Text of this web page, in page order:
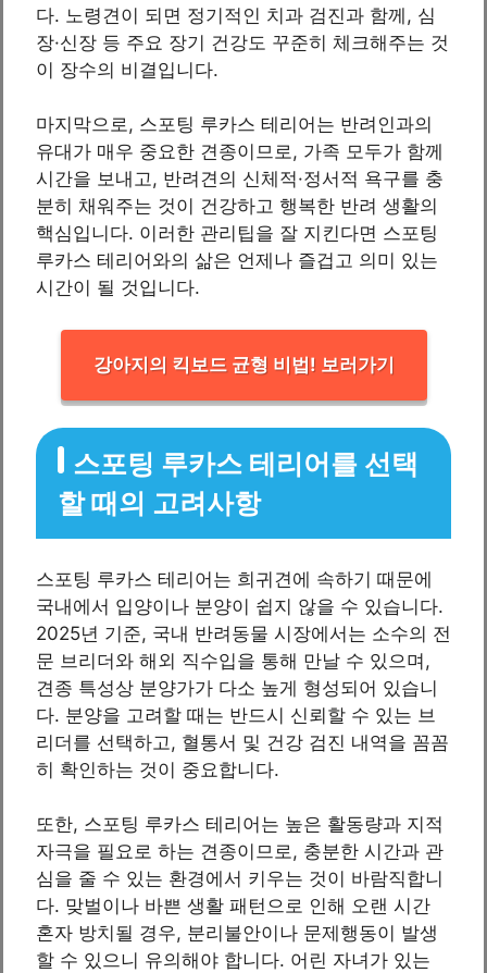
다. 노령견이 되면 정기적인 치과 검진과 함께, 심
장·신장 등 주요 장기 건강도 꾸준히 체크해주는 것
이 장수의 비결입니다.
마지막으로, 스포팅 루카스 테리어는 반려인과의
유대가 매우 중요한 견종이므로, 가족 모두가 함께
시간을 보내고, 반려견의 신체적·정서적 욕구를 충
분히 채워주는 것이 건강하고 행복한 반려 생활의
핵심입니다. 이러한 관리팁을 잘 지킨다면 스포팅
루카스 테리어와의 삶은 언제나 즐겁고 의미 있는
시간이 될 것입니다.
강아지의 킥보드 균형 비법! 보러가기
스포팅 루카스 테리어를 선택
할 때의 고려사항
스포팅 루카스 테리어는 희귀견에 속하기 때문에
국내에서 입양이나 분양이 쉽지 않을 수 있습니다.
2025년 기준, 국내 반려동물 시장에서는 소수의 전
문 브리더와 해외 직수입을 통해 만날 수 있으며,
견종 특성상 분양가가 다소 높게 형성되어 있습니
다. 분양을 고려할 때는 반드시 신뢰할 수 있는 브
리더를 선택하고, 혈통서 및 건강 검진 내역을 꼼꼼
히 확인하는 것이 중요합니다.
또한, 스포팅 루카스 테리어는 높은 활동량과 지적
자극을 필요로 하는 견종이므로, 충분한 시간과 관
심을 줄 수 있는 환경에서 키우는 것이 바람직합니
다. 맞벌이나 바쁜 생활 패턴으로 인해 오랜 시간
혼자 방치될 경우, 분리불안이나 문제행동이 발생
할 수 있으니 유의해야 합니다. 어린 자녀가 있는